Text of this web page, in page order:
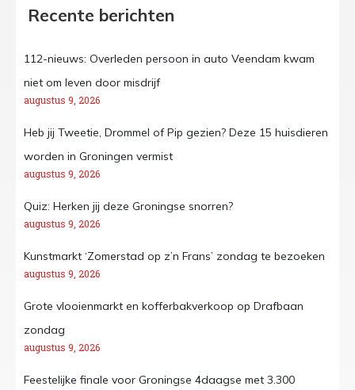
Recente berichten
112-nieuws: Overleden persoon in auto Veendam kwam
niet om leven door misdrijf
augustus 9, 2026
Heb jij Tweetie, Drommel of Pip gezien? Deze 15 huisdieren
worden in Groningen vermist
augustus 9, 2026
Quiz: Herken jij deze Groningse snorren?
augustus 9, 2026
Kunstmarkt ‘Zomerstad op z’n Frans’ zondag te bezoeken
augustus 9, 2026
Grote vlooienmarkt en kofferbakverkoop op Drafbaan
zondag
augustus 9, 2026
Feestelijke finale voor Groningse 4daagse met 3.300